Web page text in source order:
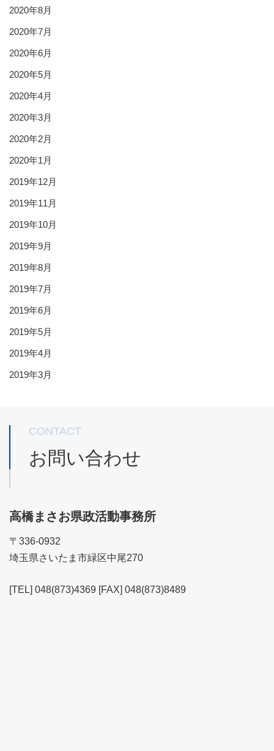
2020年8月
2020年7月
2020年6月
2020年5月
2020年4月
2020年3月
2020年2月
2020年1月
2019年12月
2019年11月
2019年10月
2019年9月
2019年8月
2019年7月
2019年6月
2019年5月
2019年4月
2019年3月
CONTACT
お問い合わせ
高橋まさお県政活動事務所
〒336-0932
埼玉県さいたま市緑区中尾270
[TEL] 048(873)4369 [FAX] 048(873)8489